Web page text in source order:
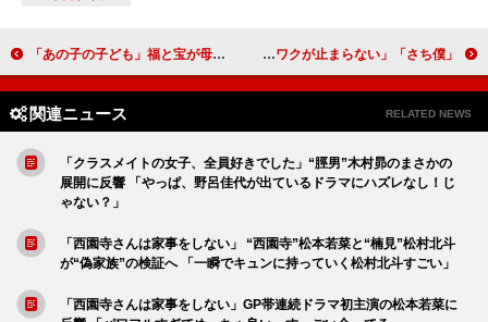
「あの子の子ども」福と宝が母親に妊娠を告げる 「2人がお腹の中の小さな命を大切に思っていてうれしい」 「さち僕」紫乃の夫“要”桜田通がついに反撃へ 「京介はどうするんだろう」「ワクワクが止まらない」
関連ニュース RELATED NEWS
「クラスメイトの女子、全員好きでした」“脛男”木村昴のまさかの
展開に反響 「やっぱ、野呂佳代が出ているドラマにハズレなし！じ
ゃない？」
「西園寺さんは家事をしない」 “西園寺”松本若菜と“楠見”松村北斗
が“偽家族”の検証へ 「一瞬でキュンに持っていく松村北斗すごい」
「西園寺さんは家事をしない」GP帯連続ドラマ初主演の松本若菜に